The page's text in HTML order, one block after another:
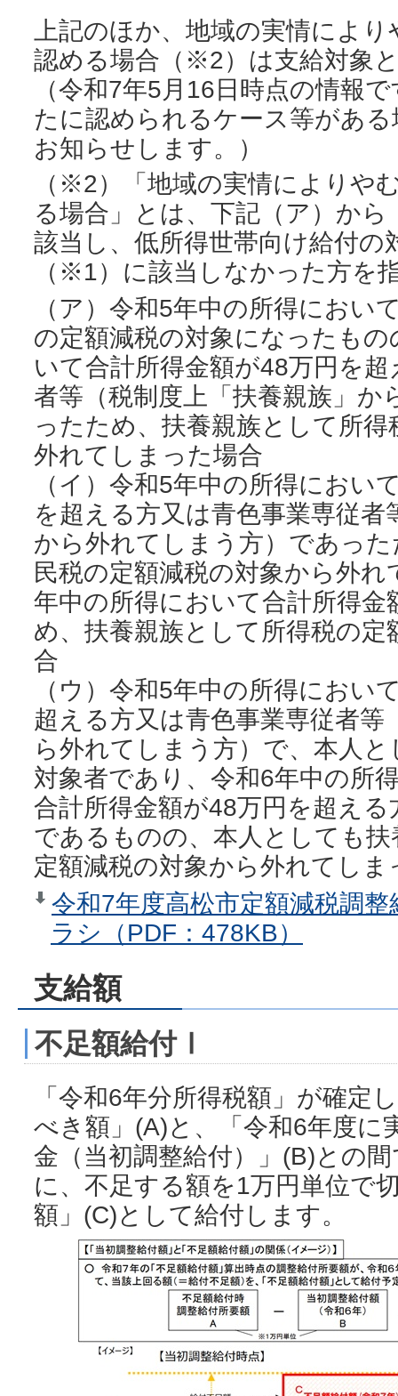
上記のほか、地域の実情によ
認める場合（※2）は支給対象
（令和7年5月16日時点の情報
たに認められるケース等があ
お知らせします。）
（※2）「地域の実情によりや
る場合」とは、下記（ア）か
該当し、低所得世帯向け給付の
（※1）に該当しなかった方を
（ア）令和5年中の所得におい
の定額減税の対象になったも
いて合計所得金額が48万円を
者等（税制度上「扶養親族」
ったため、扶養親族として所
外れてしまった場合
（イ）令和5年中の所得におい
を超える方又は青色事業専従者
から外れてしまう方）であっ
民税の定額減税の対象から外
年中の所得において合計所得
め、扶養親族として所得税の
合
（ウ）令和5年中の所得におい
超える方又は青色事業専従者等
ら外れてしまう方）で、本人
対象者であり、令和6年中の所
合計所得金額が48万円を超え
であるものの、本人としても
定額減税の対象から外れてしま
令和7年度高松市定額減税調
ラシ（PDF：478KB）
支給額
不足額給付Ⅰ
「令和6年分所得税額」が確定
べき額」(A)と、「令和6年度に
金（当初調整給付）」(B)との
に、不足する額を1万円単位で
額」(C)として給付します。